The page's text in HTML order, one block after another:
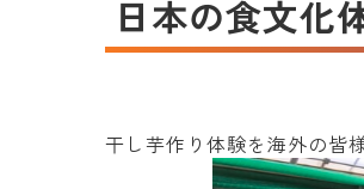
日本の食文化
干し芋作り体験を海外の皆